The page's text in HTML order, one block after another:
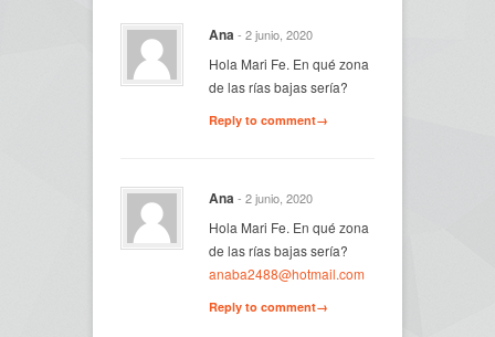
Ana- 2 junio, 2020
Hola Mari Fe. En qué zona
de las rías bajas sería?
Reply to comment→
Ana- 2 junio, 2020
Hola Mari Fe. En qué zona
de las rías bajas sería?
anaba2488@hotmail.com
Reply to comment→